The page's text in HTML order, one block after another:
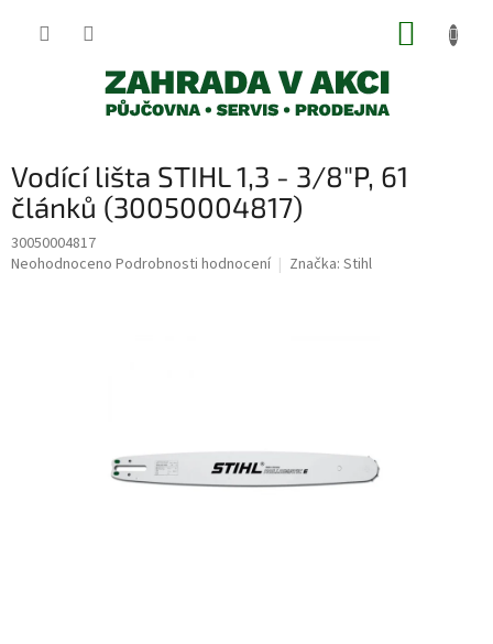
Vodící lišta STIHL 1,3 - 3/8"P, 61
článků (30050004817)
30050004817
Průměrné
Neohodnoceno Podrobnosti hodnocení Značka: Stihl